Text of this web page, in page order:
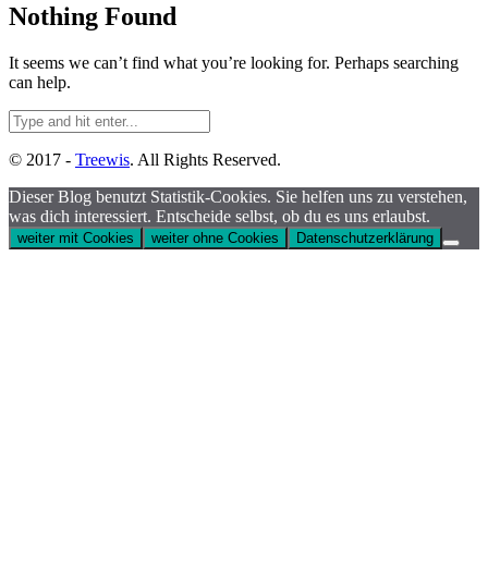
Nothing Found
It seems we can’t find what you’re looking for. Perhaps searching
can help.
© 2017 - Treewis. All Rights Reserved.
Dieser Blog benutzt Statistik-Cookies. Sie helfen uns zu verstehen,
was dich interessiert. Entscheide selbst, ob du es uns erlaubst.
weiter mit Cookies weiter ohne Cookies Datenschutzerklärung